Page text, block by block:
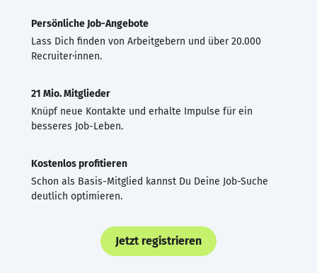
Persönliche Job-Angebote
Lass Dich finden von Arbeitgebern und über 20.000
Recruiter·innen.
21 Mio. Mitglieder
Knüpf neue Kontakte und erhalte Impulse für ein
besseres Job-Leben.
Kostenlos profitieren
Schon als Basis-Mitglied kannst Du Deine Job-Suche
deutlich optimieren.
Jetzt registrieren